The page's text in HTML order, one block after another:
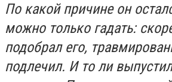
По какой причине он
можно только гадать:
подобрал его,
подлечил. И то ли